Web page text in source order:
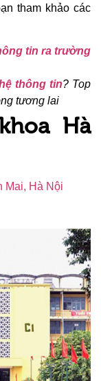
tham khảo các
tin ra trường
thông tin? Top
tương lai
Hà
Mai, Hà Nội